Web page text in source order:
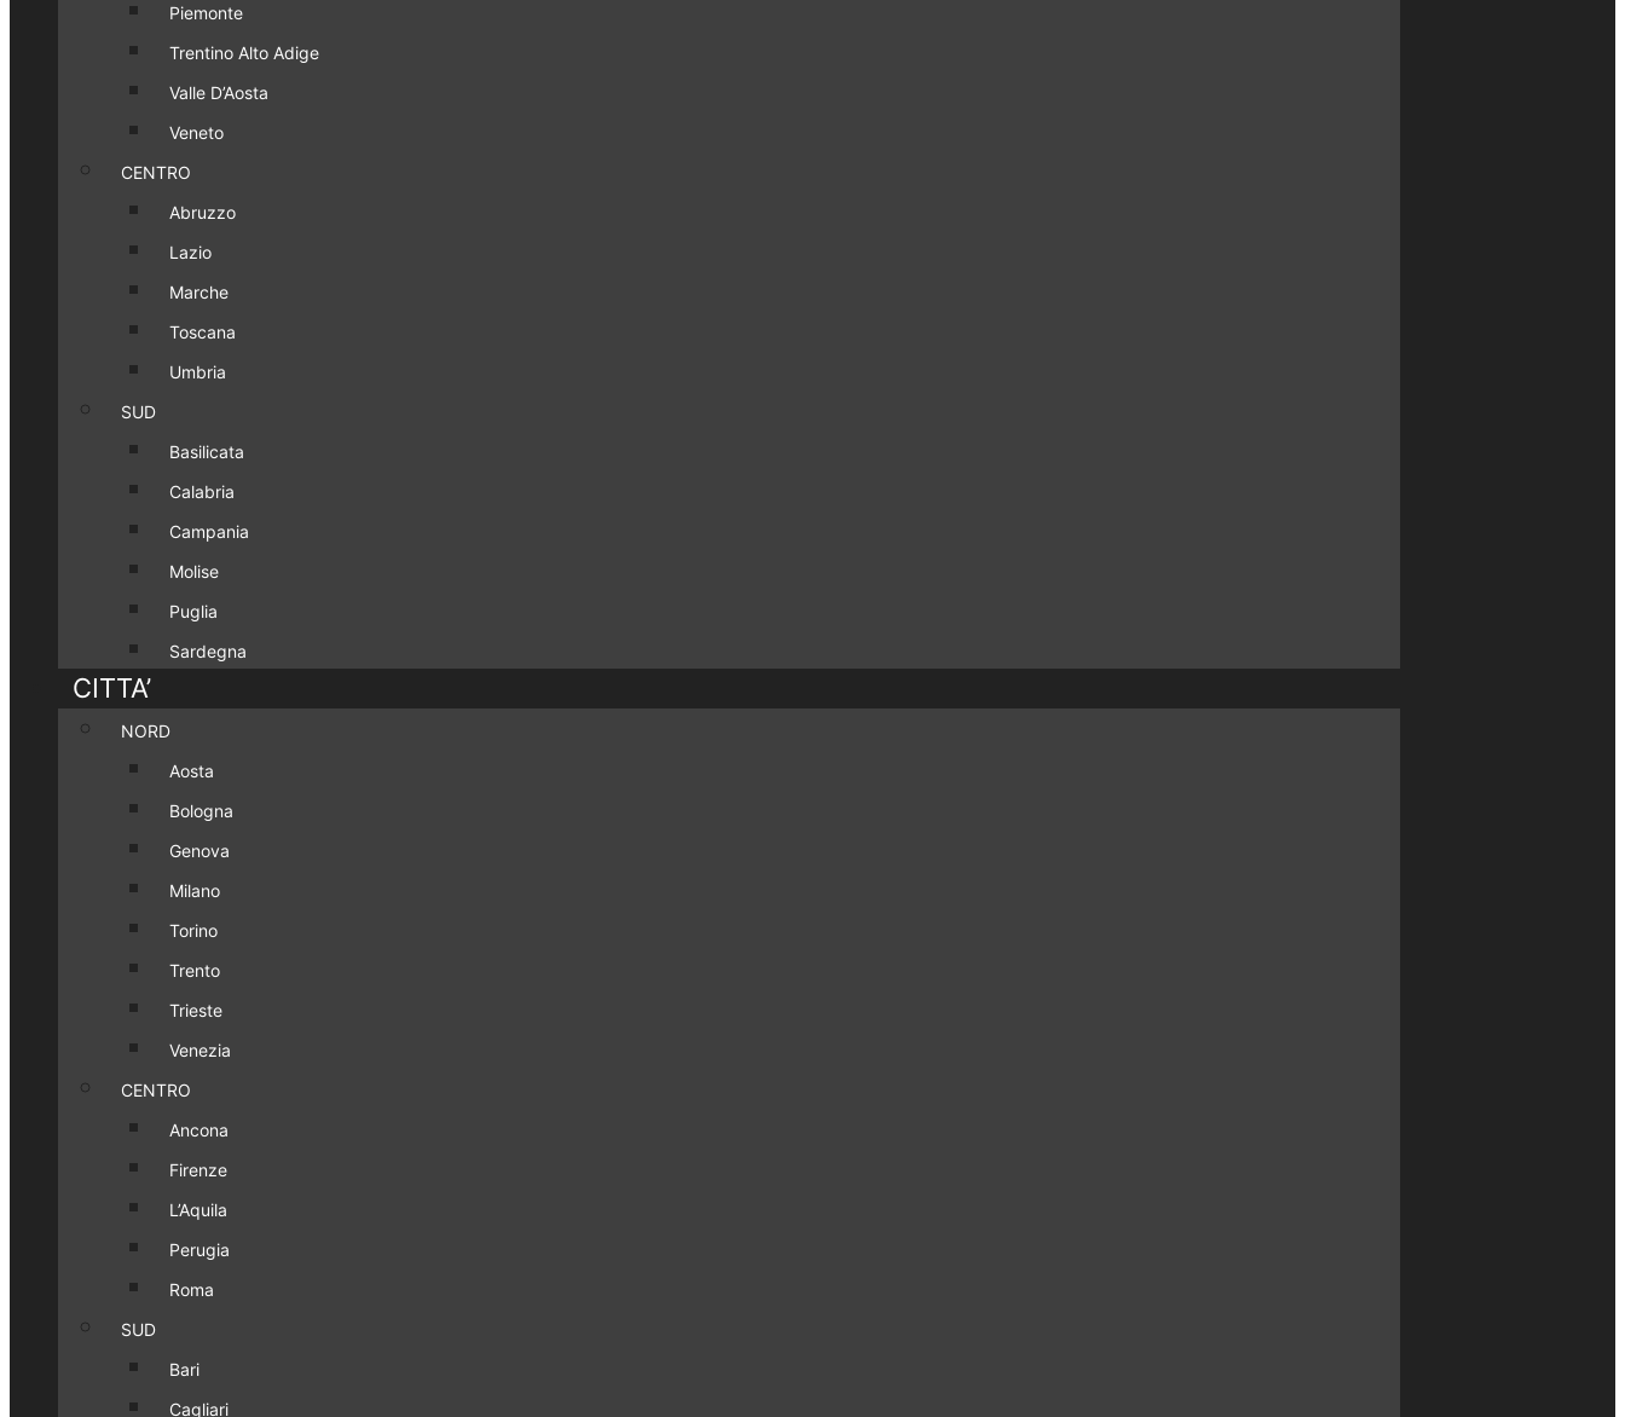
Piemonte
Trentino Alto Adige
Valle D’Aosta
Veneto
CENTRO
Abruzzo
Lazio
Marche
Toscana
Umbria
SUD
Basilicata
Calabria
Campania
Molise
Puglia
Sardegna
CITTA’
NORD
Aosta
Bologna
Genova
Milano
Torino
Trento
Trieste
Venezia
CENTRO
Ancona
Firenze
L’Aquila
Perugia
Roma
SUD
Bari
Cagliari